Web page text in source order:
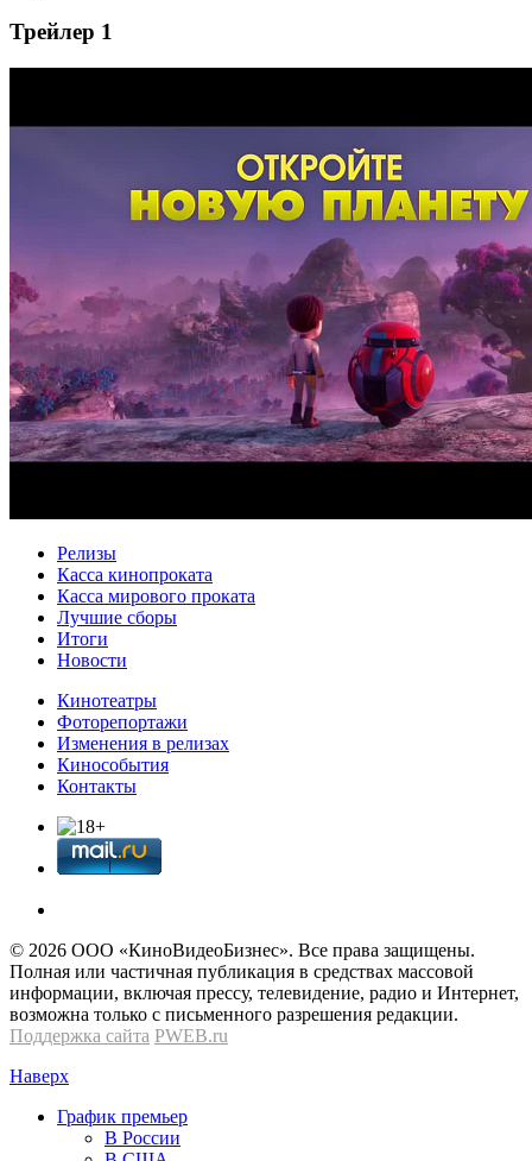
Трейлер 1
Релизы
Касса кинопроката
Касса мирового проката
Лучшие сборы
Итоги
Новости
Кинотеатры
Фоторепортажи
Изменения в релизах
Кинособытия
Контакты
© 2026 OOО «КиноВидеоБизнес». Все права защищены.
Полная или частичная публикация в средствах массовой
информации, включая прессу, телевидение, радио и Интернет,
возможна только с письменного разрешения редакции.
Поддержка сайта PWEB.ru
Наверх
График премьер
В России